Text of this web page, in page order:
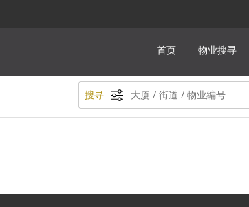
首页 物业搜寻
搜寻